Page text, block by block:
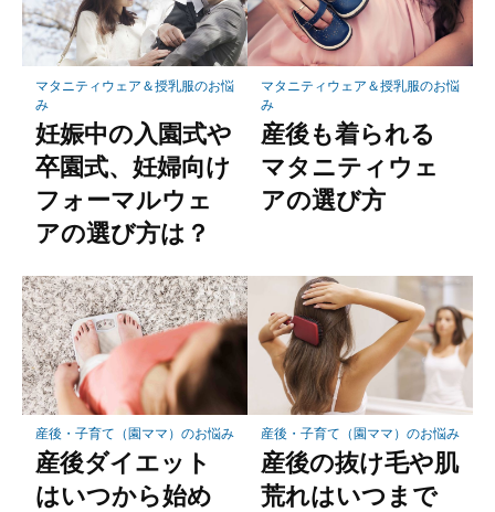
マタニティウェア＆授乳服のお悩
み
妊娠中の入園式や
卒園式、妊婦向け
フォーマルウェ
アの選び方は？
マタニティウェア＆授乳服のお悩
み
産後も着られる
マタニティウェ
アの選び方
産後・子育て（園ママ）のお悩み
産後ダイエット
はいつから始め
産後・子育て（園ママ）のお悩み
産後の抜け毛や肌
荒れはいつまで